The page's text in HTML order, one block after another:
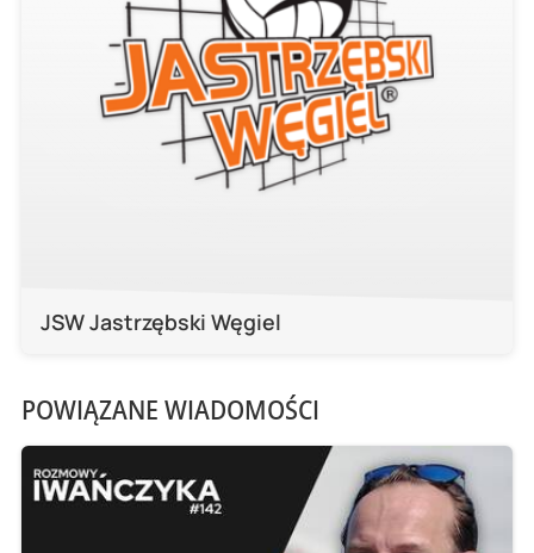
JSW Jastrzębski Węgiel
POWIĄZANE WIADOMOŚCI